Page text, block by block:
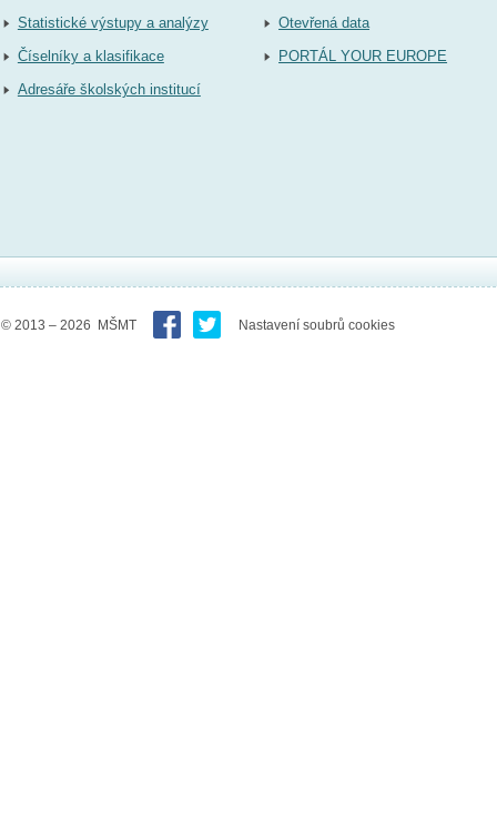
Statistické výstupy a analýzy
Číselníky a klasifikace
Adresáře školských institucí
Otevřená data
PORTÁL YOUR EUROPE
© 2013 – 2026 MŠMT Nastavení soubrů cookies